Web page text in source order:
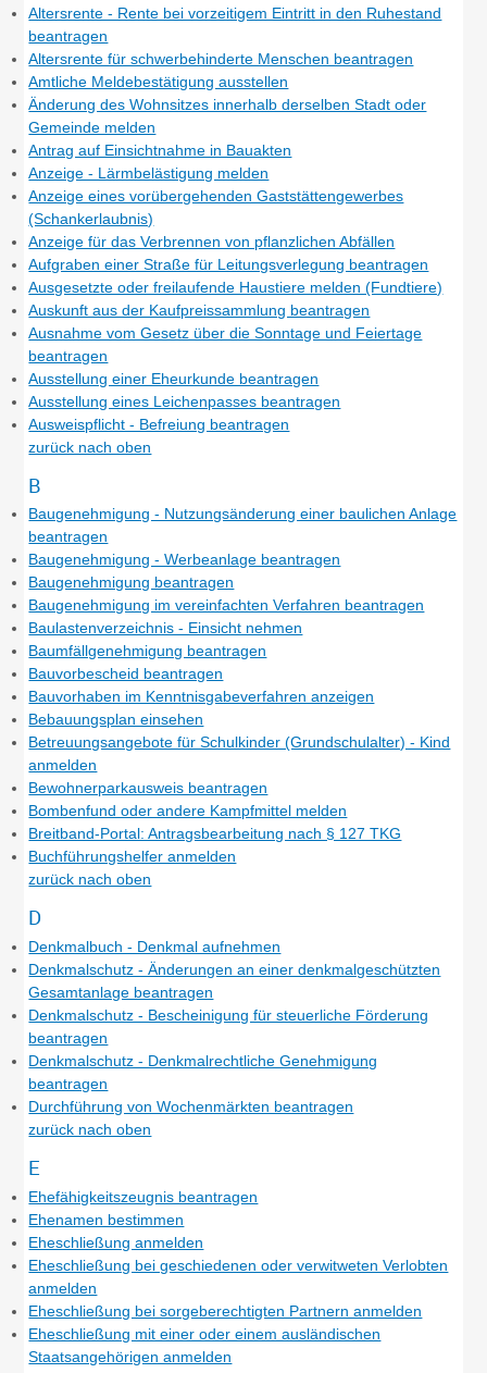
Altersrente - Rente bei vorzeitigem Eintritt in den Ruhestand
beantragen
Altersrente für schwerbehinderte Menschen beantragen
Amtliche Meldebestätigung ausstellen
Änderung des Wohnsitzes innerhalb derselben Stadt oder
Gemeinde melden
Antrag auf Einsichtnahme in Bauakten
Anzeige - Lärmbelästigung melden
Anzeige eines vorübergehenden Gaststättengewerbes
(Schankerlaubnis)
Anzeige für das Verbrennen von pflanzlichen Abfällen
Aufgraben einer Straße für Leitungsverlegung beantragen
Ausgesetzte oder freilaufende Haustiere melden (Fundtiere)
Auskunft aus der Kaufpreissammlung beantragen
Ausnahme vom Gesetz über die Sonntage und Feiertage
beantragen
Ausstellung einer Eheurkunde beantragen
Ausstellung eines Leichenpasses beantragen
Ausweispflicht - Befreiung beantragen
zurück nach oben
B
Baugenehmigung - Nutzungsänderung einer baulichen Anlage
beantragen
Baugenehmigung - Werbeanlage beantragen
Baugenehmigung beantragen
Baugenehmigung im vereinfachten Verfahren beantragen
Baulastenverzeichnis - Einsicht nehmen
Baumfällgenehmigung beantragen
Bauvorbescheid beantragen
Bauvorhaben im Kenntnisgabeverfahren anzeigen
Bebauungsplan einsehen
Betreuungsangebote für Schulkinder (Grundschulalter) - Kind
anmelden
Bewohnerparkausweis beantragen
Bombenfund oder andere Kampfmittel melden
Breitband-Portal: Antragsbearbeitung nach § 127 TKG
Buchführungshelfer anmelden
zurück nach oben
D
Denkmalbuch - Denkmal aufnehmen
Denkmalschutz - Änderungen an einer denkmalgeschützten
Gesamtanlage beantragen
Denkmalschutz - Bescheinigung für steuerliche Förderung
beantragen
Denkmalschutz - Denkmalrechtliche Genehmigung
beantragen
Durchführung von Wochenmärkten beantragen
zurück nach oben
E
Ehefähigkeitszeugnis beantragen
Ehenamen bestimmen
Eheschließung anmelden
Eheschließung bei geschiedenen oder verwitweten Verlobten
anmelden
Eheschließung bei sorgeberechtigten Partnern anmelden
Eheschließung mit einer oder einem ausländischen
Staatsangehörigen anmelden